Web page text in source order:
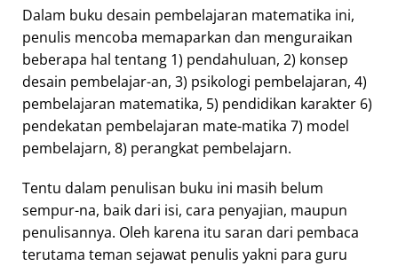
Dalam buku desain pembelajaran matematika ini,
penulis mencoba memaparkan dan menguraikan
beberapa hal tentang 1) pendahuluan, 2) konsep
desain pembelajar-an, 3) psikologi pembelajaran, 4)
pembelajaran matematika, 5) pendidikan karakter 6)
pendekatan pembelajaran mate-matika 7) model
pembelajarn, 8) perangkat pembelajarn.
Tentu dalam penulisan buku ini masih belum
sempur-na, baik dari isi, cara penyajian, maupun
penulisannya. Oleh karena itu saran dari pembaca
terutama teman sejawat penulis yakni para guru